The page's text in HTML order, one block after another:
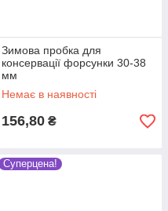
Зимова пробка для
консервації форсунки 30-38
мм
Немає в наявності
156,80 ₴
Суперцена!